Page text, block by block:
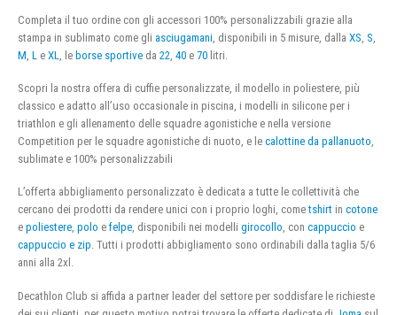
Completa il tuo ordine con gli accessori 100% personalizzabili grazie alla
stampa in sublimato come gli asciugamani , disponibili in 5 misure, dalla XS S
M L e XL , le borse sportive da 22 40 e 70 litri.
Scopri la nostra offera di cuffie personalizzate, il modello in poliestere, più
classico e adatto all’uso occasionale in piscina, i modelli in silicone per i
triathlon e gli allenamento delle squadre agonistiche e nella versione
Competition per le squadre agonistiche di nuoto, e le calottine da pallanuoto,
sublimate e 100% personalizzabili
L’offerta abbigliamento personalizzato è dedicata a tutte le collettività che
cercano dei prodotti da rendere unici con i proprio loghi, cometshirt in cotone
e poliestere, polo e felpe, disponibili nei modelli girocollo, con cappuccio e
cappuccio e zip. Tutti i prodotti abbigliamento sono ordinabili dalla taglia 5/6
anni alla 2xl.
Decathlon Club si affida a partner leader del settore per soddisfare le richieste